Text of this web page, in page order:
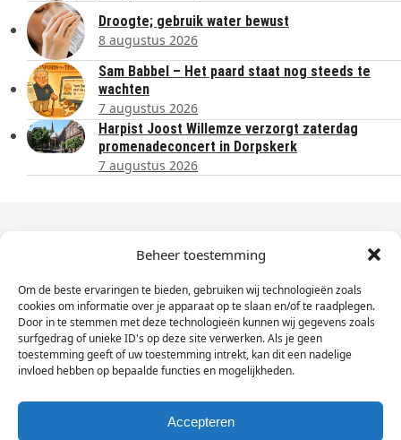
Beheer toestemming
Om de beste ervaringen te bieden, gebruiken wij technologieën zoals
cookies om informatie over je apparaat op te slaan en/of te raadplegen.
Door in te stemmen met deze technologieën kunnen wij gegevens zoals
surfgedrag of unieke ID's op deze site verwerken. Als je geen
toestemming geeft of uw toestemming intrekt, kan dit een nadelige
invloed hebben op bepaalde functies en mogelijkheden.
Accepteren
Droogte; gebruik water bewust
8 augustus 2026
Sam Babbel – Het paard staat nog steeds te
wachten
7 augustus 2026
Harpist Joost Willemze verzorgt zaterdag
promenadeconcert in Dorpskerk
7 augustus 2026
Dagelijks het laatste nieuws in je e-mail?
Vul
hier
je
e-
mailadres
in
Sign Up